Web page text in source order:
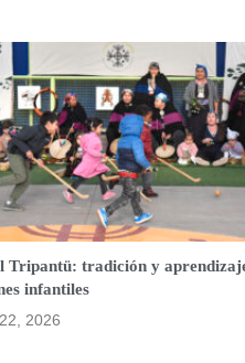
Tripantü: tradición y
infantiles
2026